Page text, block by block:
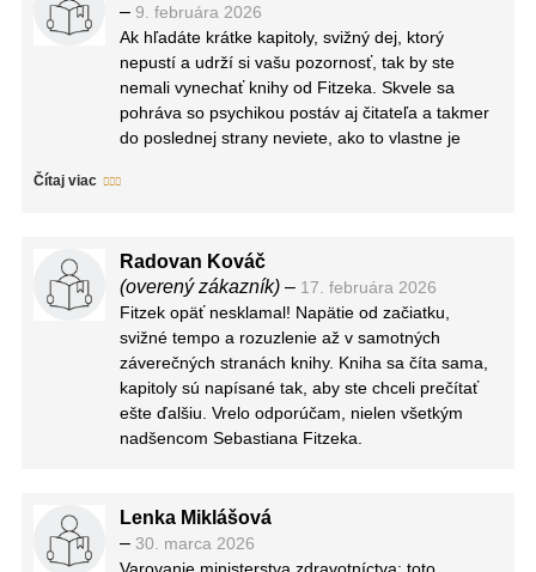
– 9. februára 2026
Ak hľadáte krátke kapitoly, svižný dej, ktorý
nepustí a udrží si vašu pozornosť, tak by ste
nemali vynechať knihy od Fitzeka. Skvele sa
pohráva so psychikou postáv aj čitateľa a takmer
do poslednej strany neviete, ako to vlastne je
Tentokrát je to príbeh o reinkarnácii, alebo ako
sa bála, že to bude reinkarnačná blbosť, ale
Fitzek ani tentokrát nesklamal a sama som bola
spokojná s tým, ako to nakoniec vymyslel.
Chodíme na miesta, kde sú pochované a
zabudnuté telá, a so Simonom, chlapcom, ktorý je
nevyliečiteľne chorý a ktorý je presvedčený o tom,
že spáchal neodpustiteľné zločiny, a s právnikom,
ktorý uverí v nemožné. Mŕtvoly pribúdajú, napätie
nemožnom, a zranenia, pády, dôvera a nádej nás
sprevádzajú celou knihou.
Trošku ma štvalo zavádzanie, ktorým Fitzek
Čítaj viac
Radovan Kováč
(overený zákazník) – 17. februára 2026
Fitzek opäť nesklamal! Napätie od začiatku,
svižné tempo a rozuzlenie až v samotných
záverečných stranách knihy. Kniha sa číta sama,
kapitoly sú napísané tak, aby ste chceli prečítať
ešte ďalšiu. Vrelo odporúčam, nielen všetkým
nadšencom Sebastiana Fitzeka.
Lenka Miklášová
– 30. marca 2026